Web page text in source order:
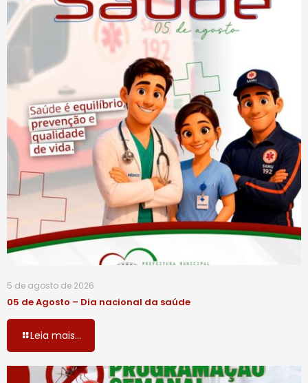
5 de agosto de 2026
05 de Agosto – Dia nacional da saúde
Leia mais...